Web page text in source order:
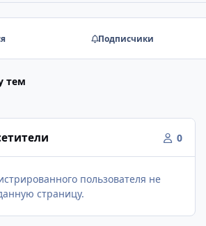
Подписчики
тем
0
пользователя не
страницу.